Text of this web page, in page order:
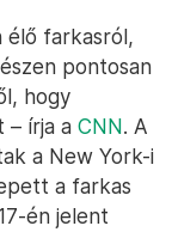
élő farkasról,
pontosan
hogy
– írja a CNN. A
a New York-i
a farkas
én jelent